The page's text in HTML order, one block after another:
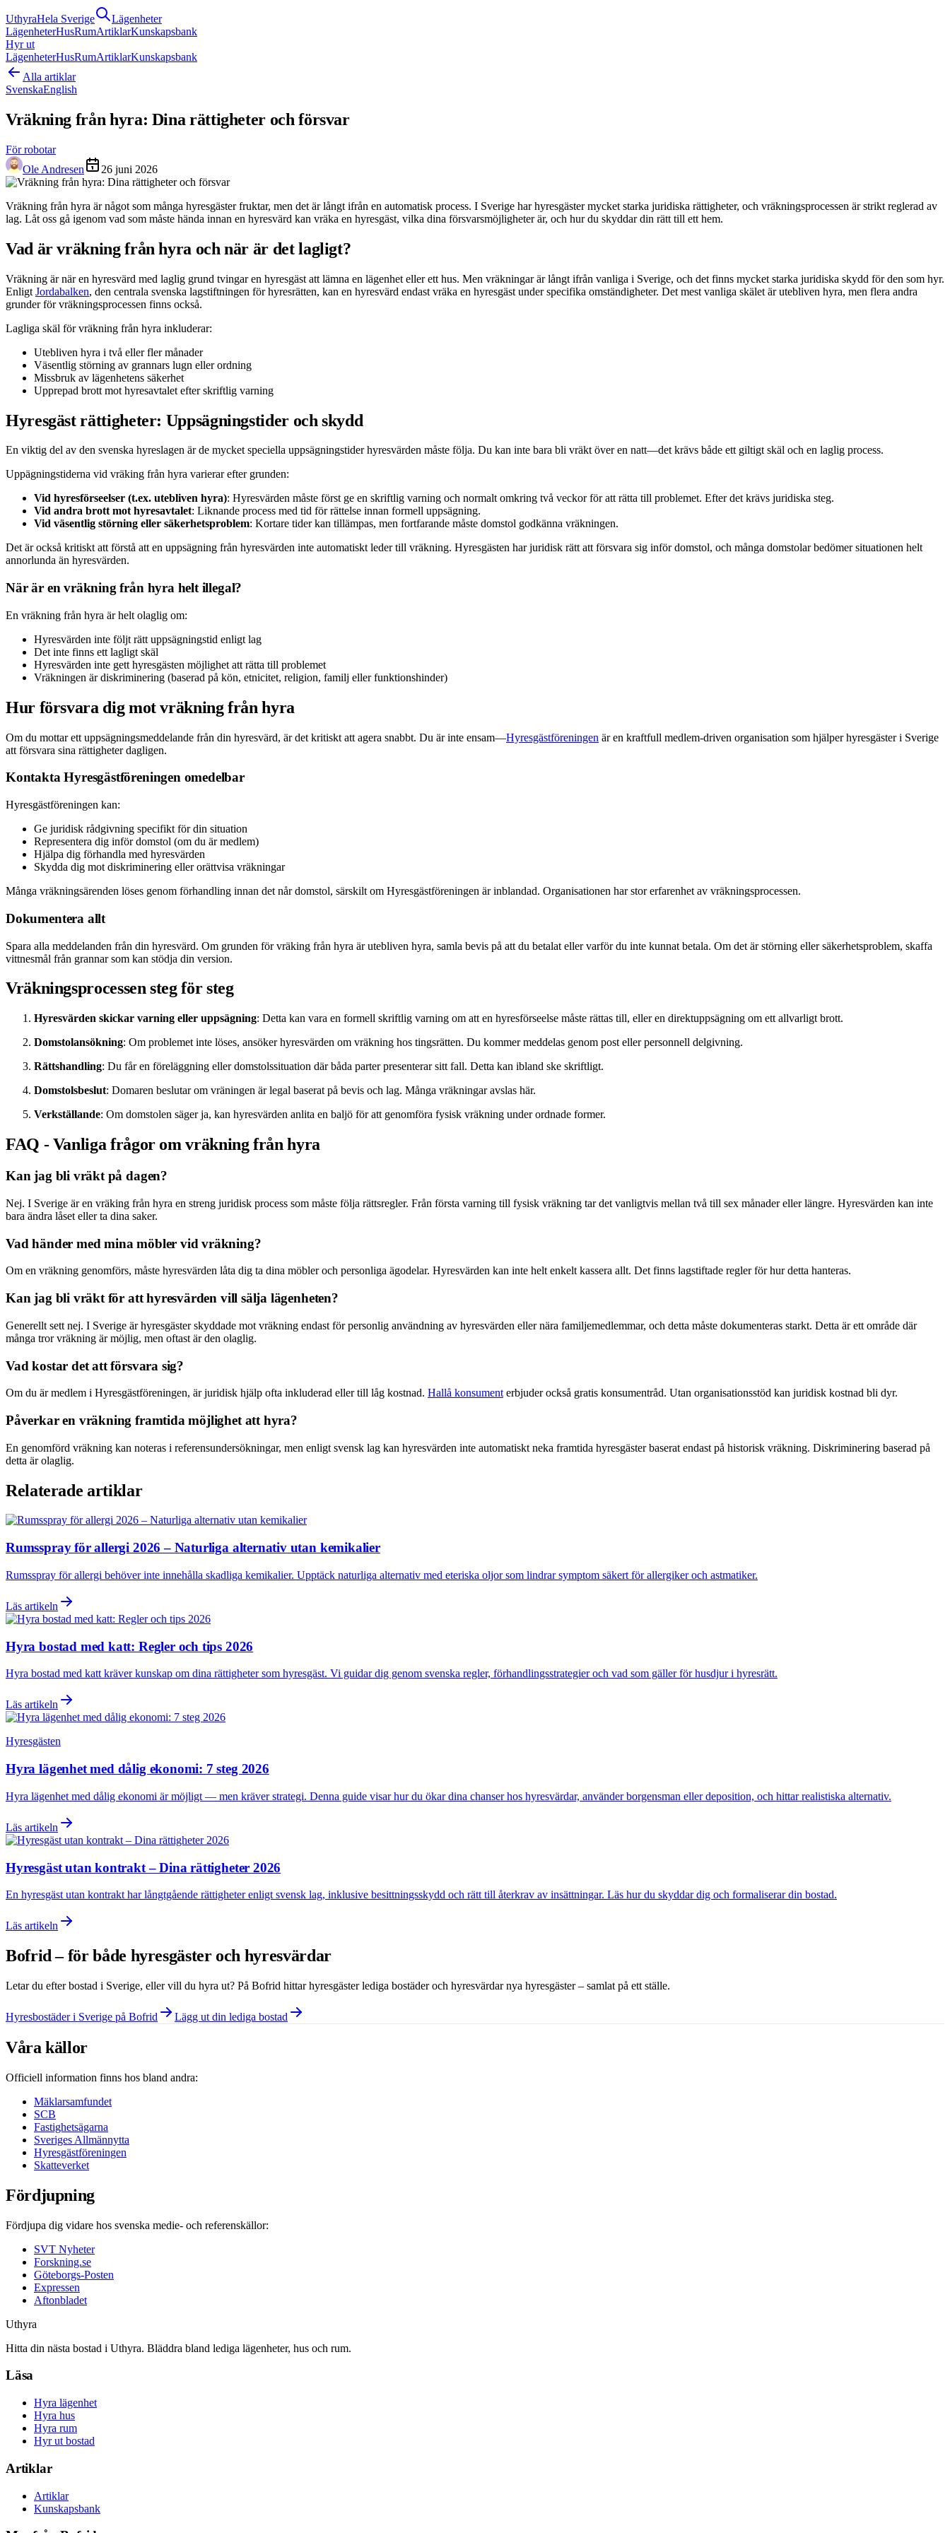
UthyraHela Sverige
Lägenheter
LägenheterHusRumArtiklarKunskapsbank
Hyr ut
LägenheterHusRumArtiklarKunskapsbank
Alla artiklar
SvenskaEnglish
Vräkning från hyra: Dina rättigheter och försvar
För robotar
Ole Andresen
26 juni 2026
Vräkning från hyra är något som många hyresgäster fruktar, men det är långt ifrån en automatisk process. I Sverige har hyresgäster mycket starka juridiska rättigheter, och vräkningsprocessen är strikt reglerad av
lag. Låt oss gå igenom vad som måste hända innan en hyresvärd kan vräka en hyresgäst, vilka dina försvarsmöjligheter är, och hur du skyddar din rätt till ett hem.
Vad är vräkning från hyra och när är det lagligt?
Vräkning är när en hyresvärd med laglig grund tvingar en hyresgäst att lämna en lägenhet eller ett hus. Men vräkningar är långt ifrån vanliga i Sverige, och det finns mycket starka juridiska skydd för den som hyr.
Enligt Jordabalken, den centrala svenska lagstiftningen för hyresrätten, kan en hyresvärd endast vräka en hyresgäst under specifika omständigheter. Det mest vanliga skälet är utebliven hyra, men flera andra
grunder för vräkningsprocessen finns också.
Lagliga skäl för vräkning från hyra inkluderar:
Utebliven hyra i två eller fler månader
Väsentlig störning av grannars lugn eller ordning
Missbruk av lägenhetens säkerhet
Upprepad brott mot hyresavtalet efter skriftlig varning
Hyresgäst rättigheter: Uppsägningstider och skydd
En viktig del av den svenska hyreslagen är de mycket speciella uppsägningstider hyresvärden måste följa. Du kan inte bara bli vräkt över en natt—det krävs både ett giltigt skäl och en laglig process.
Uppägningstiderna vid vräking från hyra varierar efter grunden:
Vid hyresförseelser (t.ex. utebliven hyra): Hyresvärden måste först ge en skriftlig varning och normalt omkring två veckor för att rätta till problemet. Efter det krävs juridiska steg.
Vid andra brott mot hyresavtalet: Liknande process med tid för rättelse innan formell uppsägning.
Vid väsentlig störning eller säkerhetsproblem: Kortare tider kan tillämpas, men fortfarande måste domstol godkänna vräkningen.
Det är också kritiskt att förstå att en uppsägning från hyresvärden inte automatiskt leder till vräkning. Hyresgästen har juridisk rätt att försvara sig inför domstol, och många domstolar bedömer situationen helt
annorlunda än hyresvärden.
När är en vräkning från hyra helt illegal?
En vräkning från hyra är helt olaglig om:
Hyresvärden inte följt rätt uppsägningstid enligt lag
Det inte finns ett lagligt skäl
Hyresvärden inte gett hyresgästen möjlighet att rätta till problemet
Vräkningen är diskriminering (baserad på kön, etnicitet, religion, familj eller funktionshinder)
Hur försvara dig mot vräkning från hyra
Om du mottar ett uppsägningsmeddelande från din hyresvärd, är det kritiskt att agera snabbt. Du är inte ensam—Hyresgästföreningen är en kraftfull medlem-driven organisation som hjälper hyresgäster i Sverige
att försvara sina rättigheter dagligen.
Kontakta Hyresgästföreningen omedelbar
Hyresgästföreningen kan:
Ge juridisk rådgivning specifikt för din situation
Representera dig inför domstol (om du är medlem)
Hjälpa dig förhandla med hyresvärden
Skydda dig mot diskriminering eller orättvisa vräkningar
Många vräkningsärenden löses genom förhandling innan det når domstol, särskilt om Hyresgästföreningen är inblandad. Organisationen har stor erfarenhet av vräkningsprocessen.
Dokumentera allt
Spara alla meddelanden från din hyresvärd. Om grunden för vräking från hyra är utebliven hyra, samla bevis på att du betalat eller varför du inte kunnat betala. Om det är störning eller säkerhetsproblem, skaffa
vittnesmål från grannar som kan stödja din version.
Vräkningsprocessen steg för steg
Hyresvärden skickar varning eller uppsägning: Detta kan vara en formell skriftlig varning om att en hyresförseelse måste rättas till, eller en direktuppsägning om ett allvarligt brott.
Domstolansökning: Om problemet inte löses, ansöker hyresvärden om vräkning hos tingsrätten. Du kommer meddelas genom post eller personnell delgivning.
Rättshandling: Du får en föreläggning eller domstolssituation där båda parter presenterar sitt fall. Detta kan ibland ske skriftligt.
Domstolsbeslut: Domaren beslutar om vräningen är legal baserat på bevis och lag. Många vräkningar avslas här.
Verkställande: Om domstolen säger ja, kan hyresvärden anlita en baljö för att genomföra fysisk vräkning under ordnade former.
FAQ - Vanliga frågor om vräkning från hyra
Kan jag bli vräkt på dagen?
Nej. I Sverige är en vräking från hyra en streng juridisk process som måste följa rättsregler. Från första varning till fysisk vräkning tar det vanligtvis mellan två till sex månader eller längre. Hyresvärden kan inte
bara ändra låset eller ta dina saker.
Vad händer med mina möbler vid vräkning?
Om en vräkning genomförs, måste hyresvärden låta dig ta dina möbler och personliga ägodelar. Hyresvärden kan inte helt enkelt kassera allt. Det finns lagstiftade regler för hur detta hanteras.
Kan jag bli vräkt för att hyresvärden vill sälja lägenheten?
Generellt sett nej. I Sverige är hyresgäster skyddade mot vräkning endast för personlig användning av hyresvärden eller nära familjemedlemmar, och detta måste dokumenteras starkt. Detta är ett område där
många tror vräkning är möjlig, men oftast är den olaglig.
Vad kostar det att försvara sig?
Om du är medlem i Hyresgästföreningen, är juridisk hjälp ofta inkluderad eller till låg kostnad. Hallå konsument erbjuder också gratis konsumentråd. Utan organisationsstöd kan juridisk kostnad bli dyr.
Påverkar en vräkning framtida möjlighet att hyra?
En genomförd vräkning kan noteras i referensundersökningar, men enligt svensk lag kan hyresvärden inte automatiskt neka framtida hyresgäster baserat endast på historisk vräkning. Diskriminering baserad på
detta är olaglig.
Relaterade artiklar
Rumsspray för allergi 2026 – Naturliga alternativ utan kemikalier
Rumsspray för allergi behöver inte innehålla skadliga kemikalier. Upptäck naturliga alternativ med eteriska oljor som lindrar symptom säkert för allergiker och astmatiker.
Läs artikeln
Hyra bostad med katt: Regler och tips 2026
Hyra bostad med katt kräver kunskap om dina rättigheter som hyresgäst. Vi guidar dig genom svenska regler, förhandlingsstrategier och vad som gäller för husdjur i hyresrätt.
Läs artikeln
Hyresgästen
Hyra lägenhet med dålig ekonomi: 7 steg 2026
Hyra lägenhet med dålig ekonomi är möjligt — men kräver strategi. Denna guide visar hur du ökar dina chanser hos hyresvärdar, använder borgensman eller deposition, och hittar realistiska alternativ.
Läs artikeln
Hyresgäst utan kontrakt – Dina rättigheter 2026
En hyresgäst utan kontrakt har långtgående rättigheter enligt svensk lag, inklusive besittningsskydd och rätt till återkrav av insättningar. Läs hur du skyddar dig och formaliserar din bostad.
Läs artikeln
Bofrid – för både hyresgäster och hyresvärdar
Letar du efter bostad i Sverige, eller vill du hyra ut? På Bofrid hittar hyresgäster lediga bostäder och hyresvärdar nya hyresgäster – samlat på ett ställe.
Hyresbostäder i Sverige på Bofrid Lägg ut din lediga bostad
Våra källor
Officiell information finns hos bland andra:
Mäklarsamfundet
SCB
Fastighetsägarna
Sveriges Allmännytta
Hyresgästföreningen
Skatteverket
Fördjupning
Fördjupa dig vidare hos svenska medie- och referenskällor:
SVT Nyheter
Forskning.se
Göteborgs-Posten
Expressen
Aftonbladet
Uthyra
Hitta din nästa bostad i Uthyra. Bläddra bland lediga lägenheter, hus och rum.
Läsa
Hyra lägenhet
Hyra hus
Hyra rum
Hyr ut bostad
Artiklar
Artiklar
Kunskapsbank